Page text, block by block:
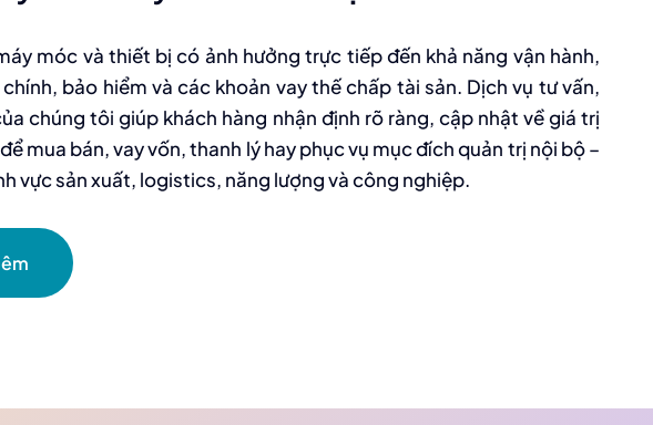
móc và thiết bị có ảnh hưởng trực tiếp đến khả năng vận hành,
bảo hiểm và các khoản vay thế chấp tài sản. Dịch vụ tư vấn,
chúng tôi giúp khách hàng nhận định rõ ràng, cập nhật về giá trị
mua bán, vay vốn, thanh lý hay phục vụ mục đích quản trị nội bộ –
vực sản xuất, logistics, năng lượng và công nghiệp.